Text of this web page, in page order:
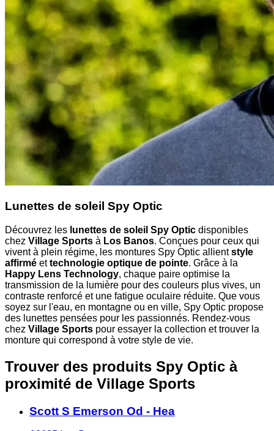
Lunettes de soleil Spy Optic
Découvrez les lunettes de soleil Spy Optic disponibles
chez Village Sports à Los Banos. Conçues pour ceux qui
vivent à plein régime, les montures Spy Optic allientstyle
affirmé ettechnologie optique de pointe. Grâce à la
Happy Lens Technology, chaque paire optimise la
transmission de la lumière pour des couleurs plus vives, un
contraste renforcé et une fatigue oculaire réduite. Que vous
soyez sur l'eau, en montagne ou en ville, Spy Optic propose
des lunettes pensées pour les passionnés. Rendez-vous
chez Village Sports pour essayer la collection et trouver la
monture qui correspond à votre style de vie.
Trouver des produits Spy Optic à
proximité de Village Sports
Scott S Emerson Od - Hea